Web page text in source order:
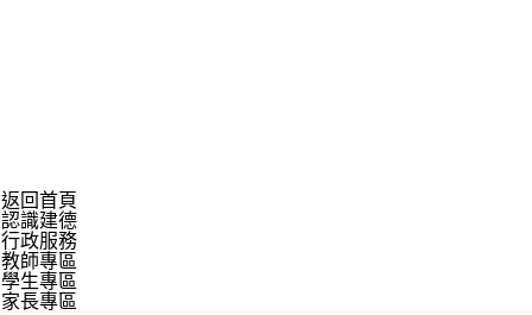
返回首頁
認識建德
行政服務
教師專區
學生專區
家長專區